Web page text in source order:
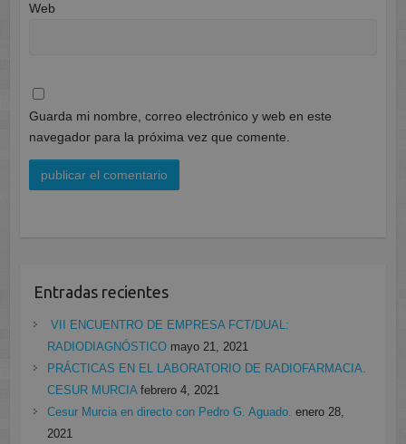
Web
Guarda mi nombre, correo electrónico y web en este
navegador para la próxima vez que comente.
Entradas recientes
VII ENCUENTRO DE EMPRESA FCT/DUAL:
RADIODIAGNÓSTICO mayo 21, 2021
PRÁCTICAS EN EL LABORATORIO DE RADIOFARMACIA.
CESUR MURCIA febrero 4, 2021
Cesur Murcia en directo con Pedro G. Aguado. enero 28,
2021